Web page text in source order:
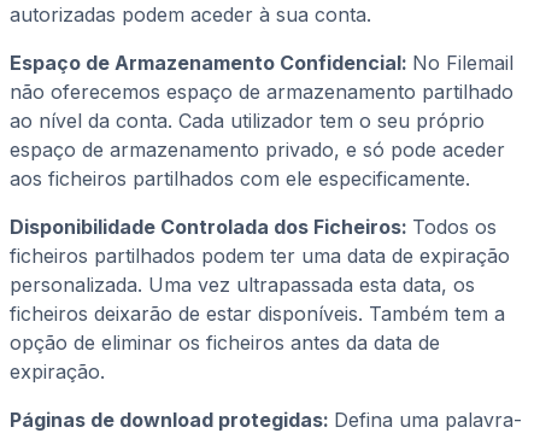
autorizadas podem aceder à sua conta.
Espaço de Armazenamento Confidencial: No Filemail
não oferecemos espaço de armazenamento partilhado
ao nível da conta. Cada utilizador tem o seu próprio
espaço de armazenamento privado, e só pode aceder
aos ficheiros partilhados com ele especificamente.
Disponibilidade Controlada dos Ficheiros: Todos os
ficheiros partilhados podem ter uma data de expiração
personalizada. Uma vez ultrapassada esta data, os
ficheiros deixarão de estar disponíveis. Também tem a
opção de eliminar os ficheiros antes da data de
expiração.
Páginas de download protegidas: Defina uma palavra-